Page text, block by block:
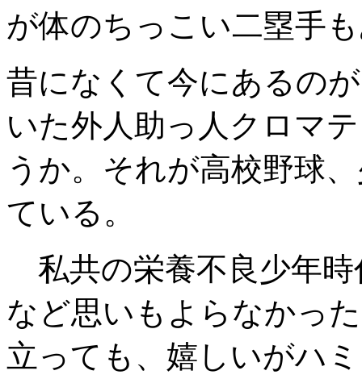
が体のちっこい二塁手
昔になくて今にあるの
いた外人助っ人クロマ
うか。それが高校野球
ている。
私共の栄養不良少年
など思いもよらなかっ
立っても、嬉しいがハ